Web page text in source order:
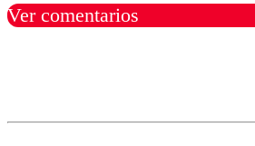
Ver comentarios